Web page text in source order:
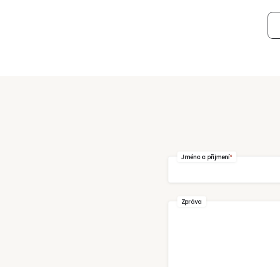
Jméno a příjmení
Zpráva